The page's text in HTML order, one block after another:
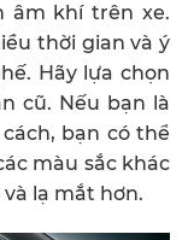
âm khí trên xe.
thời gian và ý
Hãy lựa chọn
cũ. Nếu bạn là
bạn có thể
màu sắc khác
lạ mắt hơn.